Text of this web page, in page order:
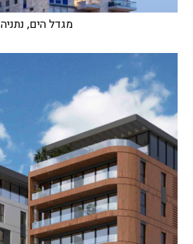
מגדל הים, נתניה